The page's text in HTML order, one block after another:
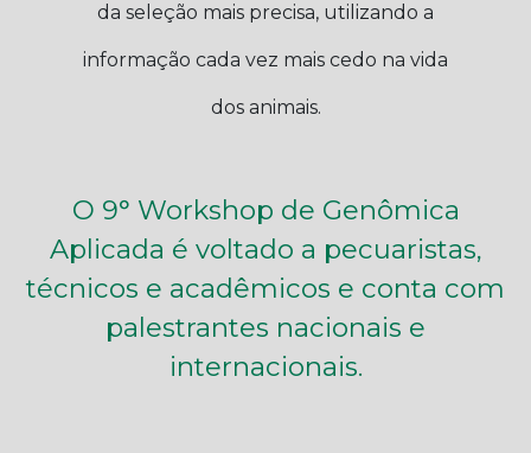
da seleção mais precisa, utilizando a
informação cada vez mais cedo na vida
dos animais.
O 9° Workshop de Genômica
Aplicada é voltado a pecuaristas,
técnicos e acadêmicos e conta com
palestrantes nacionais e
internacionais.